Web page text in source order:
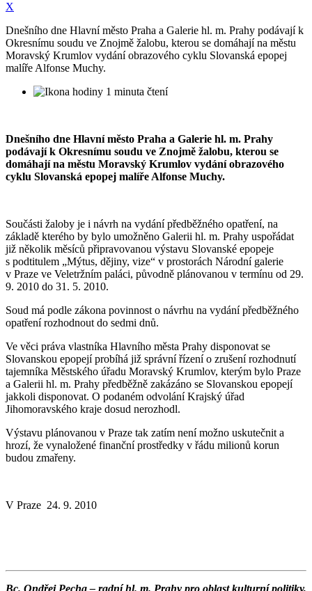
X
Dnešního dne Hlavní město Praha a Galerie hl. m. Prahy podávají k
Okresnímu soudu ve Znojmě žalobu, kterou se domáhají na městu
Moravský Krumlov vydání obrazového cyklu Slovanská epopej
malíře Alfonse Muchy.
1 minuta čtení
Dnešního dne Hlavní město Praha a Galerie hl. m. Prahy
podávají k Okresnímu soudu ve Znojmě žalobu, kterou se
domáhají na městu Moravský Krumlov vydání obrazového
cyklu Slovanská epopej malíře Alfonse Muchy.
Součásti žaloby je i návrh na vydání předběžného opatření, na
základě kterého by bylo umožněno Galerii hl. m. Prahy uspořádat
již několik měsíců připravovanou výstavu Slovanské epopeje
s podtitulem „Mýtus, dějiny, vize“ v prostorách Národní galerie
v Praze ve Veletržním paláci, původně plánovanou v termínu od 29.
9. 2010 do 31. 5. 2010.
Soud má podle zákona povinnost o návrhu na vydání předběžného
opatření rozhodnout do sedmi dnů.
Ve věci práva vlastníka Hlavního města Prahy disponovat se
Slovanskou epopejí probíhá již správní řízení o zrušení rozhodnutí
tajemníka Městského úřadu Moravský Krumlov, kterým bylo Praze
a Galerii hl. m. Prahy předběžně zakázáno se Slovanskou epopejí
jakkoli disponovat. O podaném odvolání Krajský úřad
Jihomoravského kraje dosud nerozhodl.
Výstavu plánovanou v Praze tak zatím není možno uskutečnit a
hrozí, že vynaložené finanční prostředky v řádu milionů korun
budou zmařeny.
V Praze 24. 9. 2010